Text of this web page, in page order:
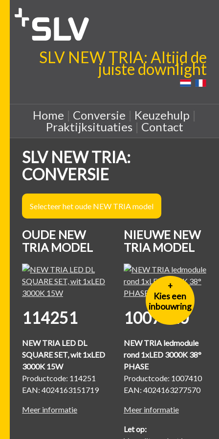
SLV NEW TRIA: Altijd de
juiste downlight
Home | Conversie | Keuzehulp |
Praktijksituaties| Contact
SLV NEW TRIA:
CONVERSIE
Selecteer het oude NEW TRIA model
OUDE NEW
TRIA MODEL
114251
NEW TRIA LED DL
SQUARE SET, wit 1xLED
3000K 15W
Productcode: 114251
EAN: 4024163151719
Meer informatie
NIEUWE NEW
TRIA MODEL
+
Kies een
inbouwring
1007410
NEW TRIA ledmodule
rond 1xLED 3000K 38°
PHASE
Productcode: 1007410
EAN: 4024163277570
Meer informatie
Let op: